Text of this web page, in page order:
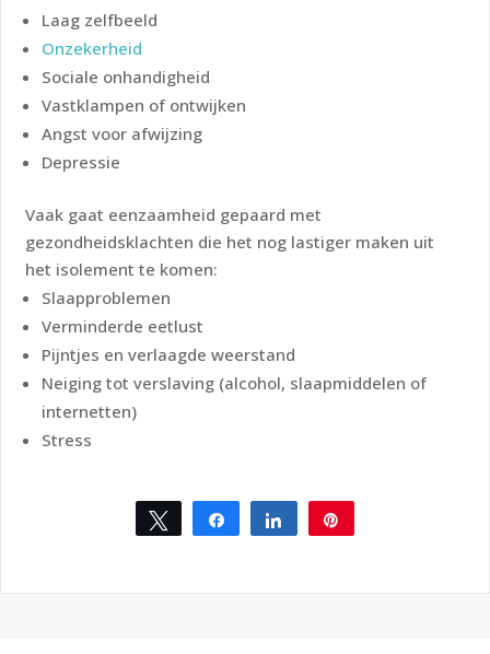
Laag zelfbeeld
Onzekerheid
Sociale onhandigheid
Vastklampen of ontwijken
Angst voor afwijzing
Depressie
Vaak gaat eenzaamheid gepaard met
gezondheidsklachten die het nog lastiger maken uit
het isolement te komen:
Slaapproblemen
Verminderde eetlust
Pijntjes en verlaagde weerstand
Neiging tot verslaving (alcohol, slaapmiddelen of
internetten)
Stress
Tweet Share Share